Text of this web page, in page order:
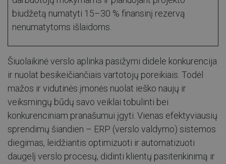
biudžetą numatyti 15–30 % finansinį rezervą
nenumatytoms išlaidoms.
Šiuolaikinė verslo aplinka pasižymi didele konkurencija
ir nuolat besikeičiančiais vartotojų poreikiais. Todėl
mažos ir vidutinės įmonės nuolat ieško naujų ir
veiksmingų būdų savo veiklai tobulinti bei
konkurenciniam pranašumui įgyti. Vienas efektyviausių
sprendimų šiandien – ERP (verslo valdymo) sistemos
diegimas, leidžiantis optimizuoti ir automatizuoti
daugelį verslo procesų, didinti klientų pasitenkinimą ir